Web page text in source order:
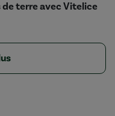
terre avec Vitelice